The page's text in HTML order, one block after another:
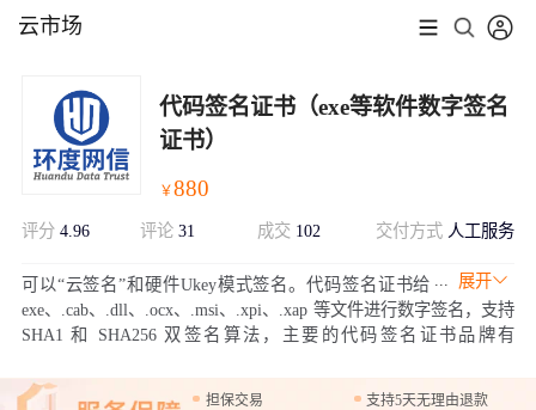
云市场
代码签名证书（exe等软件数字签名
证书）
￥880
评分 4.96 评论 31 成交 102 交付方式 人工服务
展开
可以“云签名”和硬件Ukey模式签名。代码签名证书给
exe、.cab、.dll、.ocx、.msi、.xpi、.xap 等文件进行数字签名，支持
SHA1 和 SHA256 双签名算法，主要的代码签名证书品牌有
版代码签名、普通OV代码签名证书以及EV扩展验证代码签名证
担保交易
支持5天无理由退款